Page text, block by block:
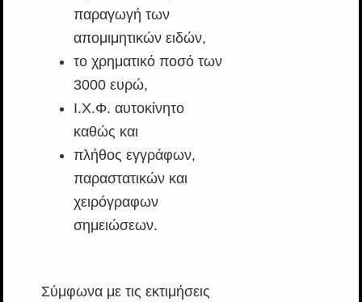
παραγωγή των
απομιμητικών ειδών,
το χρηματικό ποσό των
3000 ευρώ,
Ι.Χ.Φ. αυτοκίνητο
καθώς και
πλήθος εγγράφων,
παραστατικών και
χειρόγραφων
σημειώσεων.
Σύμφωνα με τις εκτιμήσεις